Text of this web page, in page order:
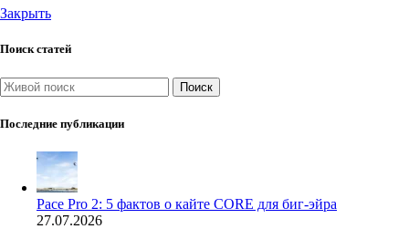
Закрыть
Поиск статей
Поиск
Последние публикации
Pace Pro 2: 5 фактов о кайте CORE для биг-эйра
27.07.2026